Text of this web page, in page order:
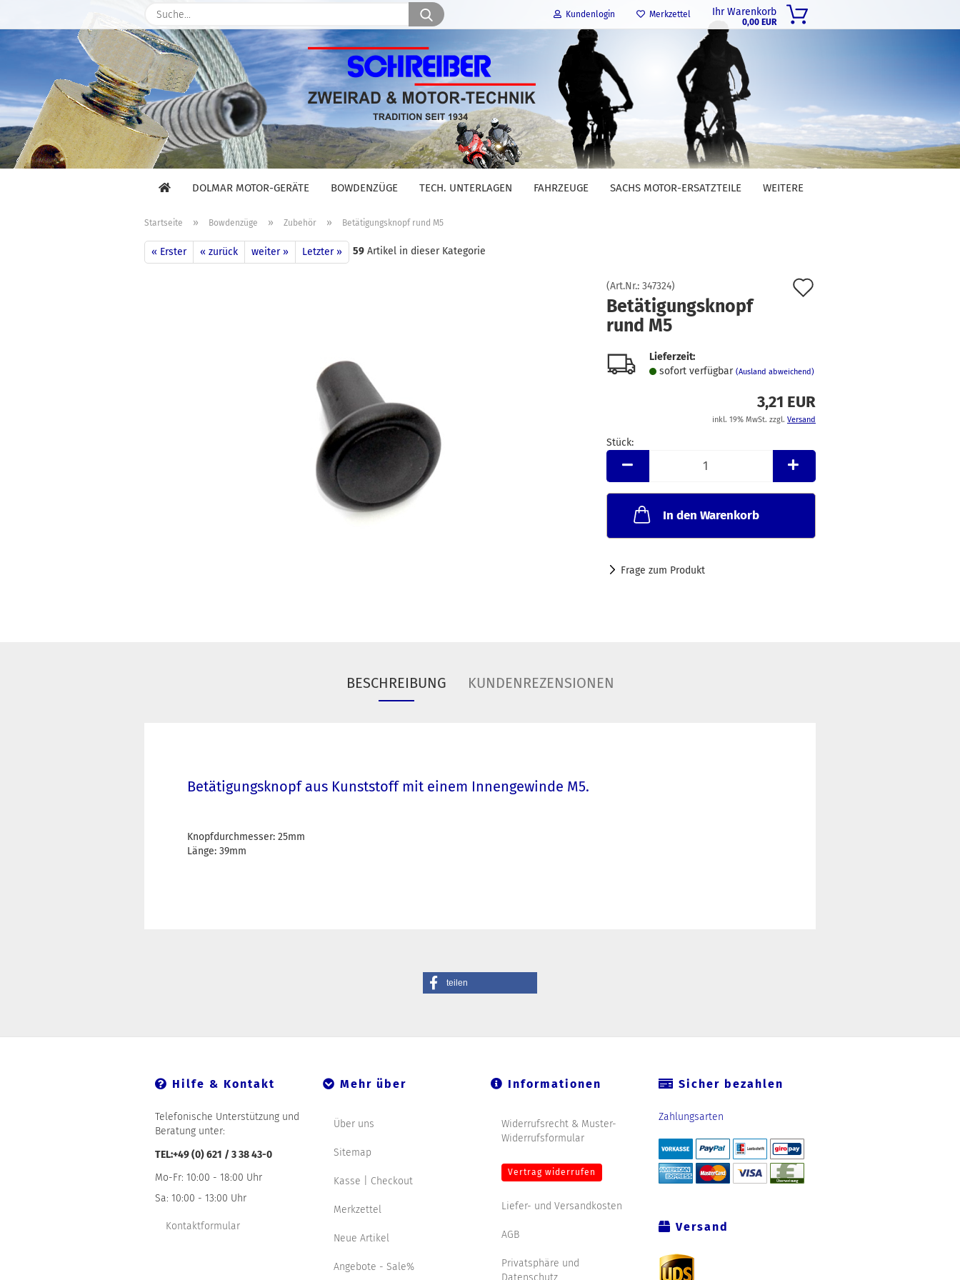
Kundenlogin
E-Mail
Passwort
Konto erstellen
Merkzettel
Suche... Ihr Warenkorb
0,00 EUR
DOLMAR MOTOR-GERÄTE BOWDENZÜGE TECH. UNTERLAGEN FAHRZEUGE SACHS MOTOR-ERSATZTEILE WEITERE
Startseite » Bowdenzüge » Zubehör » Betätigungsknopf rund M5
« Erster « zurück weiter » Letzter » 59 Artikel in dieser Kategorie
(Art.Nr.: 347324)
Betätigungsknopf
rund M5
Lieferzeit:
sofort verfügbar (Ausland abweichend)
3,21 EUR
inkl. 19% MwSt. zzgl. Versand
Stück:
Stück
In den Warenkorb
Frage zum Produkt
BESCHREIBUNG KUNDENREZENSIONEN
Betätigungsknopf aus Kunststoff mit einem Innengewinde M5.
Knopfdurchmesser: 25mm
Länge: 39mm
teilen
Hilfe & Kontakt
Telefonische Unterstützung und
Beratung unter:
TEL:+49 (0) 621 / 3 38 43-0
Mo-Fr: 10:00 - 18:00 Uhr
Sa: 10:00 - 13:00 Uhr
Kontaktformular
Mehr über
Über uns
Sitemap
Kasse | Checkout
Merkzettel
Neue Artikel
Angebote - Sale%
Informationen
Widerrufsrecht & Muster-
Widerrufsformular
Vertrag widerrufen
Liefer- und Versandkosten
AGB
Privatsphäre und
Datenschutz
Sicher bezahlen
Zahlungsarten
Versand